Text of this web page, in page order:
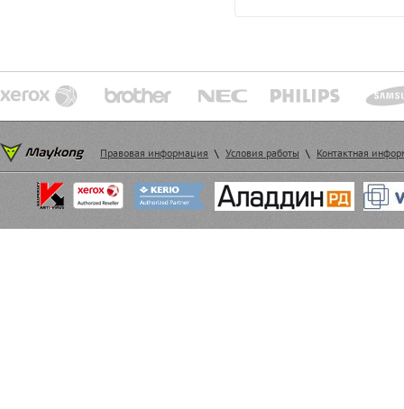
Правовая информация \ Условия работы \ Контактная